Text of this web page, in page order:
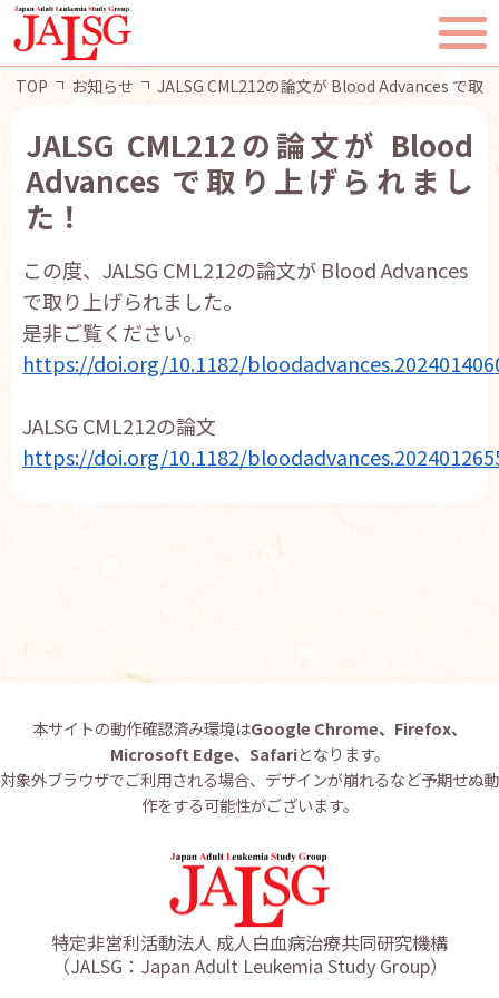
TOP
JALSGとは
会員ページ
English
TOP お知らせ JALSG CML212の論文が Blood Advances で取
JALSG CML212の論文が Blood
Advances で取り上げられまし
た！
この度、JALSG CML212の論文が Blood Advances
で取り上げられました。
是非ご覧ください。
https://doi.org/10.1182/
JALSG CML212の論文
https://doi.org/10.1182/
本サイトの動作確認済み環境はGoogle Chrome、Firefox、
Microsoft Edge、Safariとなります。
対象外ブラウザでご利用される場合、デザインが崩れるなど予期せぬ動
作をする可能性がございます。
特定非営利活動法人 成人白血病治療共同研究機構
（JALSG：Japan Adult Leukemia Study Group）